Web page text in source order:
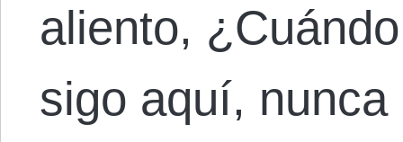
aliento,
sigo aquí,